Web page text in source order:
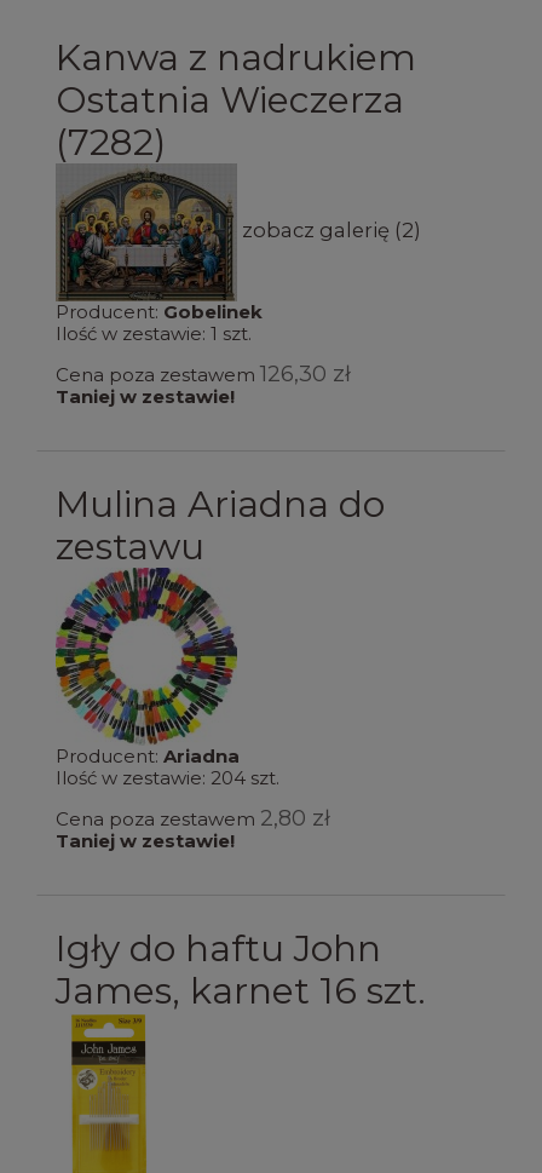
Kanwa z nadrukiem
Ostatnia Wieczerza
(7282)
zobacz galerię (2)
Producent: Gobelinek
Ilość w zestawie: 1 szt.
Cena poza zestawem 126,30 zł
Taniej w zestawie!
Mulina Ariadna do
zestawu
Producent: Ariadna
Ilość w zestawie: 204 szt.
Cena poza zestawem 2,80 zł
Taniej w zestawie!
Igły do haftu John
James, karnet 16 szt.